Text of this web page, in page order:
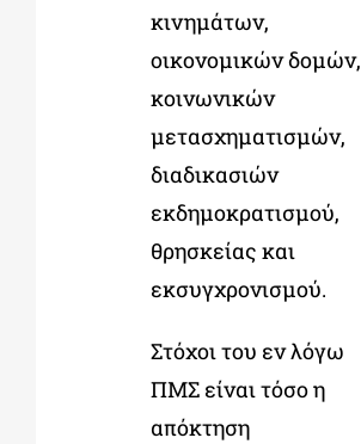
κινημάτων,
οικονομικών δομών,
κοινωνικών
μετασχηματισμών,
διαδικασιών
εκδημοκρατισμού,
θρησκείας και
εκσυγχρονισμού.
Στόχοι του εν λόγω
ΠΜΣ είναι τόσο η
απόκτηση